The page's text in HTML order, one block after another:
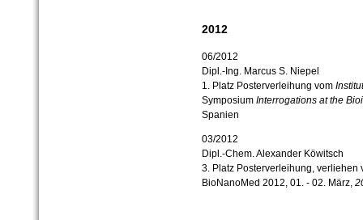
2012
06/2012
Dipl.-Ing. Marcus S. Niepel
1. Platz Posterverleihung vom
Symposium Interrogations at the
Spanien
03/2012
Dipl.-Chem. Alexander Köwitsch
3. Platz Posterverleihung, verliehen
BioNanoMed 2012, 01. - 02. März,